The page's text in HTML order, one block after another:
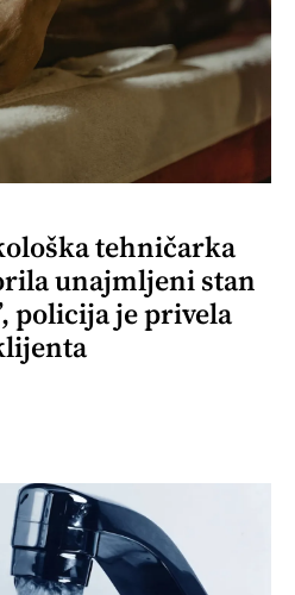
tehničarka
unajmljeni stan
policija je privela